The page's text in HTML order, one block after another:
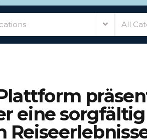
All
eine